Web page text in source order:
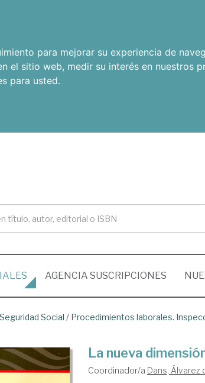
para mejorar su experiencia de
el sitio web, medir su interés en nuestros
para usted.
AGENCIA SUSCRIPCIONES
Social / Procedimientos laborales.
La nueva
Coordinador/a Dans, Álvarez